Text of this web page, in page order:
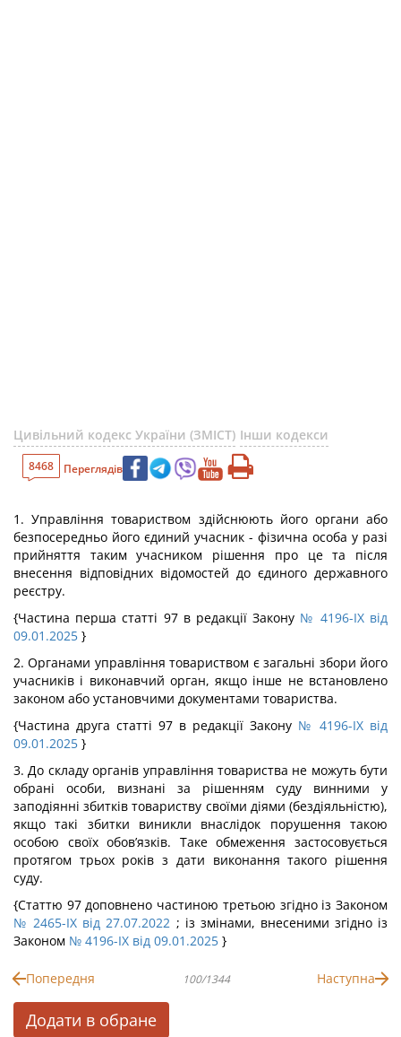
Цивільний кодекс України (ЗМІСТ) Інши кодекси
8468 Переглядів
1. Управління товариством здійснюють його органи або
безпосередньо його єдиний учасник - фізична особа у разі
прийняття таким учасником рішення про це та після
внесення відповідних відомостей до єдиного державного
реєстру.
{Частина перша статті 97 в редакції Закону № 4196-IX від
09.01.2025 }
2. Органами управління товариством є загальні збори його
учасників і виконавчий орган, якщо інше не встановлено
законом або установчими документами товариства.
{Частина друга статті 97 в редакції Закону № 4196-IX від
09.01.2025 }
3. До складу органів управління товариства не можуть бути
обрані особи, визнані за рішенням суду винними у
заподіянні збитків товариству своїми діями (бездіяльністю),
якщо такі збитки виникли внаслідок порушення такою
особою своїх обов’язків. Таке обмеження застосовується
протягом трьох років з дати виконання такого рішення
суду.
{Статтю 97 доповнено частиною третьою згідно із Законом
№ 2465-IX від 27.07.2022 ; із змінами, внесеними згідно із
Законом № 4196-IX від 09.01.2025 }
Попередня 100/1344 Наступна
Додати в обране